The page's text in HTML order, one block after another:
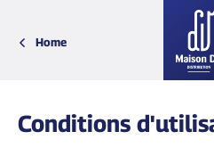
Retour
BRETAGNE
CENTRE VAL DE
Retour
BISCUITS ET CHIPS
SELS ET EPICES
Retour
DELICES DE LA BELLE
VOYAGES
Retour
MAMAN
PAPA
Home
Conditions